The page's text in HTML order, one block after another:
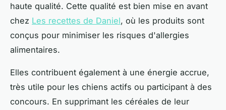
haute qualité. Cette qualité est bien mise en avant
chez Les recettes de Daniel, où les produits sont
conçus pour minimiser les risques d'allergies
alimentaires.
Elles contribuent également à une énergie accrue,
très utile pour les chiens actifs ou participant à des
concours. En supprimant les céréales de leur